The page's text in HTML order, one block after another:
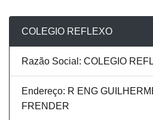
COLEGIO REFLEXO
Razão Social: COLEGIO
Endereço: R ENG
FRENDER